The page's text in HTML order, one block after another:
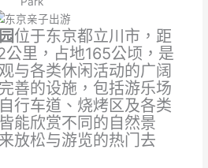
位于东京都立川市，距
公里，占地165公顷，是
与各类休闲活动的广阔
善的设施，包括游乐场
行车道、烧烤区及各类
能欣赏不同的自然景
放松与游览的热门去